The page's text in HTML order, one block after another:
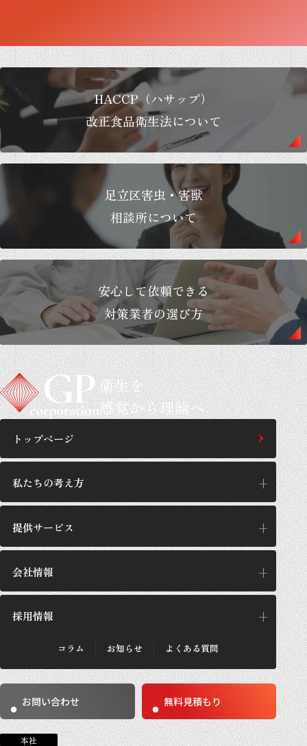
HACCP（ハサップ）
改正食品衛生法について
足立区害虫・害獣
相談所について
安心して依頼できる
対策業者の選び方
衛生を
感覚から理論へ
トップページ
私たちの考え方
私たちの考え方
提供サービス
提供サービス
GPが選ばれる理由
法人のお客さま
個人のお客さま
会社情報
企業理念
会社概要
数字で見るGP
事業所紹介
社員紹介
採用情報
採用概要
求める人材
社員インタビュー
募集要項
コラム お知らせ よくある質問
お問い合わせ 無料見積もり
本社